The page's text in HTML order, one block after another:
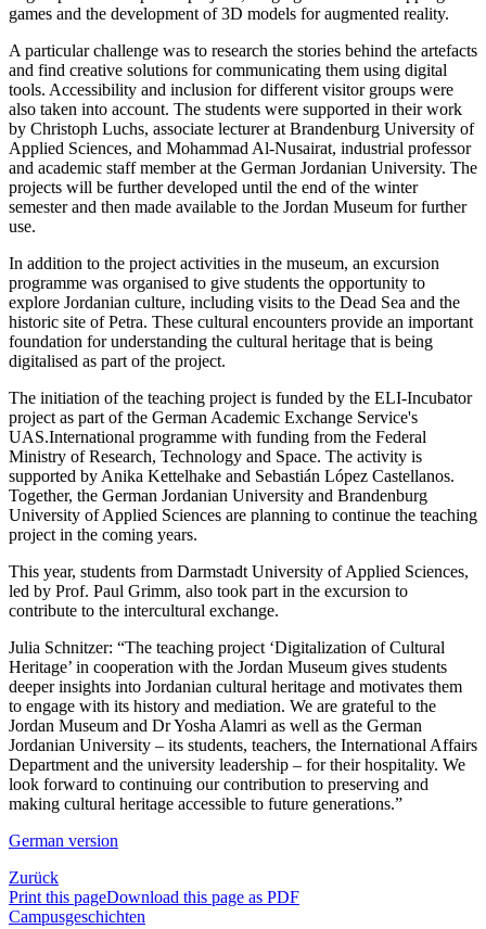
games and the development of 3D models for augmented reality.
A particular challenge was to research the stories behind the artefacts
and find creative solutions for communicating them using digital
tools. Accessibility and inclusion for different visitor groups were
also taken into account. The students were supported in their work
by Christoph Luchs, associate lecturer at Brandenburg University of
Applied Sciences, and Mohammad Al-Nusairat, industrial professor
and academic staff member at the German Jordanian University. The
projects will be further developed until the end of the winter
semester and then made available to the Jordan Museum for further
use.
In addition to the project activities in the museum, an excursion
programme was organised to give students the opportunity to
explore Jordanian culture, including visits to the Dead Sea and the
historic site of Petra. These cultural encounters provide an important
foundation for understanding the cultural heritage that is being
digitalised as part of the project.
The initiation of the teaching project is funded by the ELI-Incubator
project as part of the German Academic Exchange Service's
UAS.International programme with funding from the Federal
Ministry of Research, Technology and Space. The activity is
supported by Anika Kettelhake and Sebastián López Castellanos.
Together, the German Jordanian University and Brandenburg
University of Applied Sciences are planning to continue the teaching
project in the coming years.
This year, students from Darmstadt University of Applied Sciences,
led by Prof. Paul Grimm, also took part in the excursion to
contribute to the intercultural exchange.
Julia Schnitzer: “The teaching project ‘Digitalization of Cultural
Heritage’ in cooperation with the Jordan Museum gives students
deeper insights into Jordanian cultural heritage and motivates them
to engage with its history and mediation. We are grateful to the
Jordan Museum and Dr Yosha Alamri as well as the German
Jordanian University – its students, teachers, the International Affairs
Department and the university leadership – for their hospitality. We
look forward to continuing our contribution to preserving and
making cultural heritage accessible to future generations.”
German version
Zurück
Print this pageDownload this page as PDF
Campusgeschichten